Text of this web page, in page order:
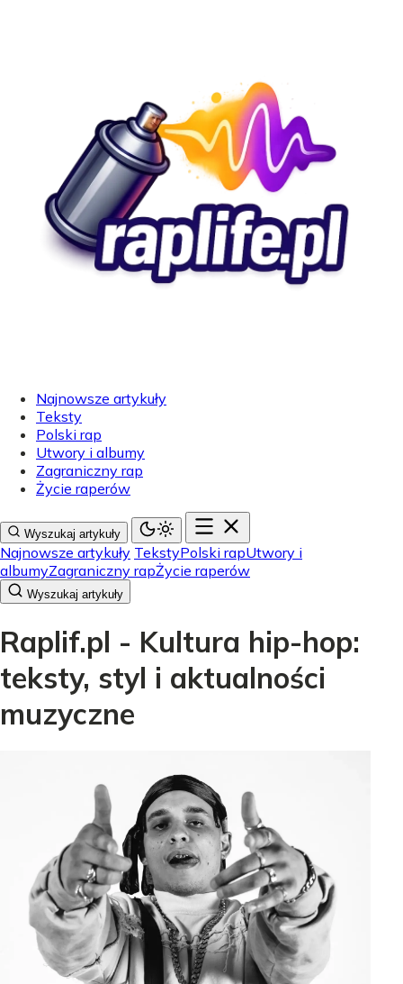
Najnowsze artykuły
Teksty
Polski rap
Utwory i albumy
Zagraniczny rap
Życie raperów
Wyszukaj artykuły
Najnowsze artykuły TekstyPolski rapUtwory i
albumyZagraniczny rapŻycie raperów
Wyszukaj artykuły
Raplif.pl - Kultura hip-hop:
teksty, styl i aktualności
muzyczne